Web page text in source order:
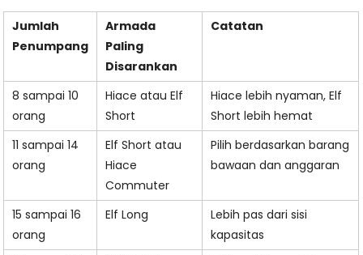
Jumlah
Penumpang
Armada
Paling
Disarankan
Catatan
8 sampai 10
orang
Hiace atau Elf
Short
Hiace lebih nyaman, Elf
Short lebih hemat
11 sampai 14
orang
Elf Short atau
Hiace
Commuter
Pilih berdasarkan barang
bawaan dan anggaran
15 sampai 16
orang
Elf Long
Lebih pas dari sisi
kapasitas